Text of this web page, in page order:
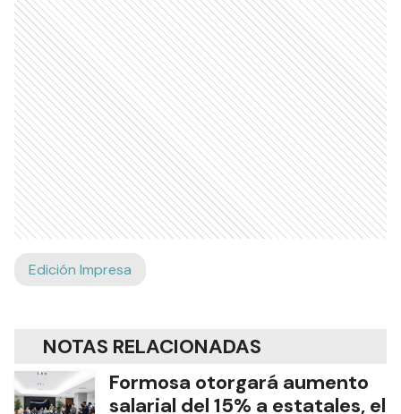
Edición Impresa
NOTAS RELACIONADAS
Formosa otorgará aumento
salarial del 15% a estatales, el